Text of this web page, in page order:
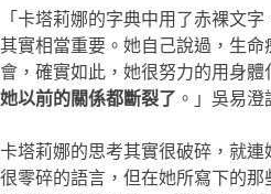
「卡塔莉娜的字典中用了赤裸文
其實相當重要。她自己說過，生
會，確實如此，她很努力的用身體
她以前的關係都斷裂了 。」吳易澄
卡塔莉娜的思考其實很破碎，就
很零碎的語言，但在她所寫下的